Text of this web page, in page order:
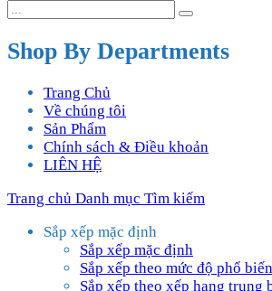
Shop By Departments
Trang Chủ
Về chúng tôi
Sản Phẩm
Chính sách & Điều khoản
LIÊN HỆ
Trang chủ Danh mục Tìm kiếm
Sắp xếp mặc định
Sắp xếp mặc định
Sắp xếp theo mức độ phổ biến
Sắp xếp theo xếp hạng trung